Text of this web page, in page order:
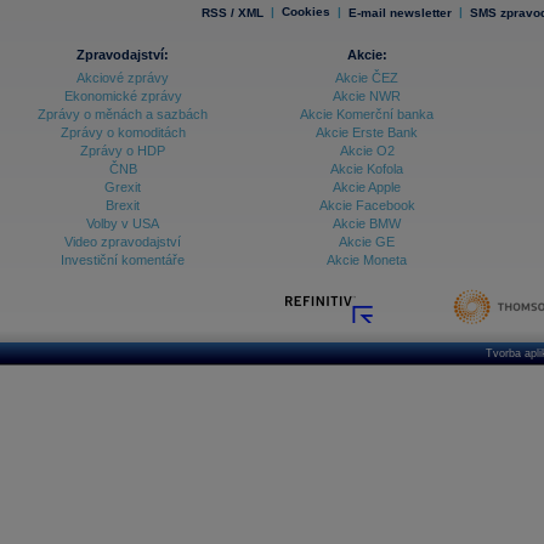
RSS / XML | Cookies | E-mail newsletter | SMS
Zpravodajství:
Akciové zprávy
Ekonomické zprávy
Zprávy o měnách a sazbách
Zprávy o komoditách
Zprávy o HDP
ČNB
Grexit
Brexit
Volby v USA
Video zpravodajství
Investiční komentáře
Akcie:
Akcie ČEZ
Akcie NWR
Akcie Komerční banka
Akcie Erste Bank
Akcie O2
Akcie Kofola
Akcie Apple
Akcie Facebook
Akcie BMW
Akcie GE
Akcie Moneta
Tvorba